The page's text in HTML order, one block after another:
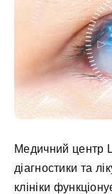
Медичний центр
діагностики та
клініки